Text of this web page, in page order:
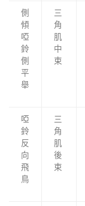
側
傾
啞
鈴
側
平
舉
三
角
肌
中
束
啞
鈴
反
向
飛
鳥
三
角
肌
後
束